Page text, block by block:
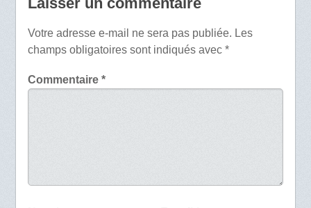
Votre adresse e-mail ne sera pas publiée. Les
champs obligatoires sont indiqués avec *
Commentaire *